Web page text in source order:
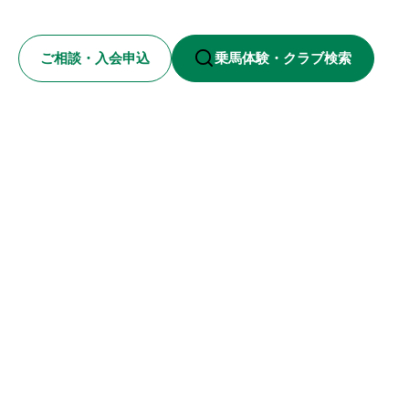
ご相談・入会申込 乗馬体験・クラブ検索